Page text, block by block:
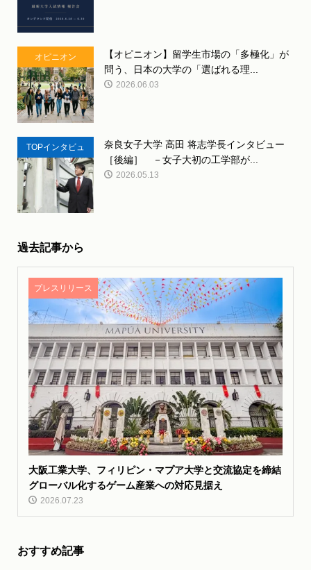
オピニオン
【オピニオン】留学生市場の「多極化」が
問う、日本の大学の「選ばれる理...
2026.06.03
TOPインタビュ
ー
奈良女子大学 高田 将志学長インタビュー
［後編］ －女子大初の工学部が...
2026.05.13
過去記事から
プレスリリース
大阪工業大学、フィリピン・マプア大学と交流協定を締結
グローバル化するゲーム産業への対応見据え
2026.07.23
おすすめ記事